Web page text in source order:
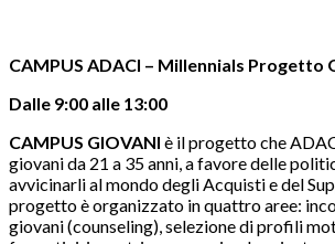
CAMPUS ADACI – Millennials Progetto
Dalle 9:00 alle 13:00
CAMPUS GIOVANI è il progetto che
giovani da 21 a 35 anni, a favore delle
avvicinarli al mondo degli Acquisti e del
progetto è organizzato in quattro aree:
giovani (counseling), selezione di profili